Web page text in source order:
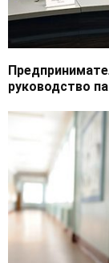
руководство